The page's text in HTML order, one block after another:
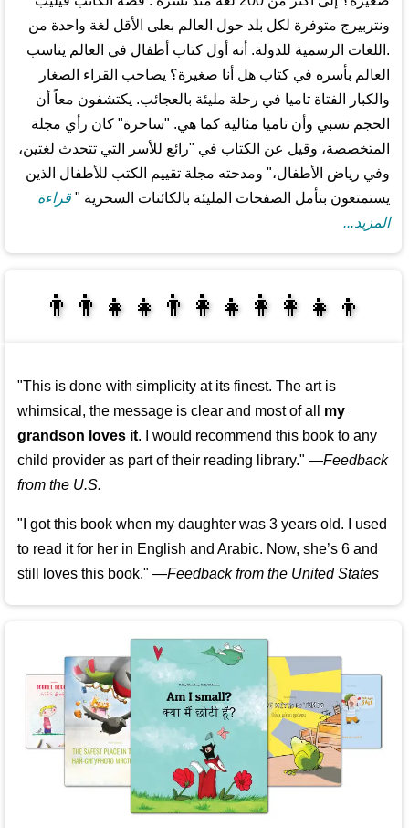
ونتربيرج متوفرة لكل بلد حول العالم بعلى الأقل لغة واحدة من
.اللغات الرسمية للدولة. أنه أول كتاب أطفال في العالم يناسب
العالم بأسره في كتاب هل أنا صغيرة؟ يصاحب القراء الصغار
والكبار الفتاة تاميا في رحلة مليئة بالعجائب. يكتشفون معاً أن
الحجم نسبي وأن تاميا مثالية كما هي. "ساحرة" كان رأي مجلة
المتخصصة، وقيل عن الكتاب في "رائع للأسر التي تتحدث لغتين،
وفي رياض الأطفال،" ومدحته مجلة تقييم الكتب للأطفال الذين
يستمتعون بتأمل الصفحات المليئة بالكائنات السحرية "قراءة
المزيد...
👩‍👩‍👧‍👦👨‍👩‍👧👨‍👨‍👧‍👧
👨‍👧‍👦👩‍👩‍👧‍👧
"This is done with simplicity at its finest. The art is
whimsical, the message is clear and most of all my
grandson loves it. I would recommend this book to any
child provider as part of their reading library." —Feedback
from the U.S.
"I got this book when my daughter was 3 years old. I used
to read it for her in English and Arabic. Now, she’s 6 and
still loves this book." —Feedback from the United States